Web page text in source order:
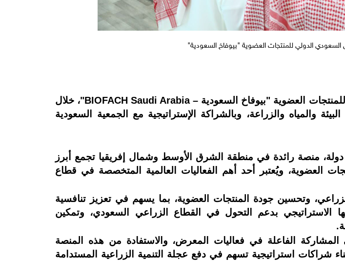
الدولي للمنتجات العضوية "بيوفاخ السعودية"
تستضيف الرياض النسخة الرابعة من المعرض السعودي الدولي للمنتجات العضوية "بيوفاخ السعودية – BIOFACH Saudi Arabia"، خلال
من وزارة البيئة والمياه والزراعة، وبالشراكة الإستراتيجية مع الجمعية السعودية
ويُعد المعرض، الذي يقام بمشاركة أكثر من 100 عارض من 12 دولة، منصة رائدة في منطقة الشرق الأوسط وشمال إفريقيا تجمع أبرز
العضوية، ويُعتبر أحد أهم الفعاليات العالمية المتخصصة في قطاع
وتحسين جودة المنتجات العضوية، بما يسهم في تعزيز تنافسية
الاستراتيجي بدعم التحول في القطاع الزراعي السعودي، وتمكين
المشاركة الفاعلة في فعاليات المعرض، والاستفادة من هذه المنصة
شراكات استراتيجية تسهم في دفع عجلة التنمية الزراعية المستدامة